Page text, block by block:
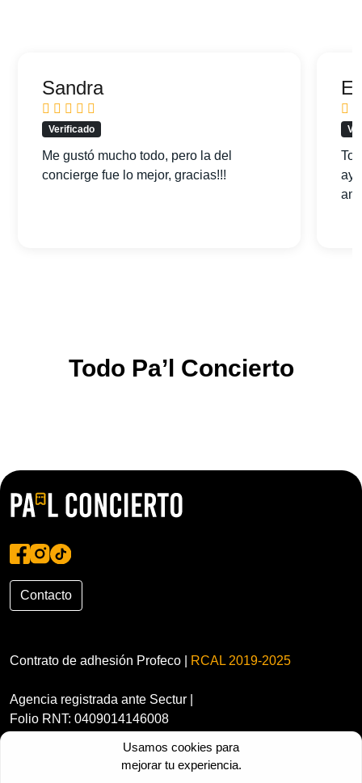
Sandra
Verificado
Me gustó mucho todo, pero la del
concierge fue lo mejor, gracias!!!
Todo Pa’l Concierto
Contacto
Contrato de adhesión Profeco | RCAL 2019-2025
Agencia registrada ante Sectur |
Folio RNT: 0409014146008
Usamos cookies para
mejorar tu experiencia.